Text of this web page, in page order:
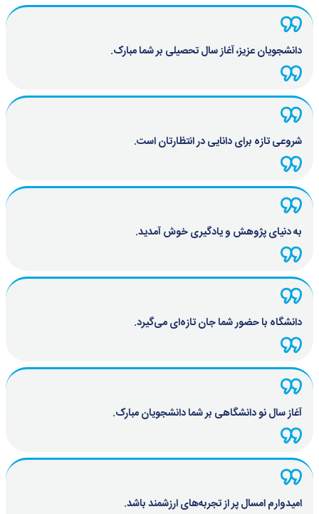
دانشجویان عزیز، آغاز سال تحصیلی بر شما مبارک.
شروعی تازه برای دانایی در انتظارتان است.
به دنیای پژوهش و یادگیری خوش آمدید.
دانشگاه با حضور شما جان تازه‌ای می‌گیرد.
آغاز سال نو دانشگاهی بر شما دانشجویان مبارک.
امیدوارم امسال پر از تجربه‌های ارزشمند باشد.